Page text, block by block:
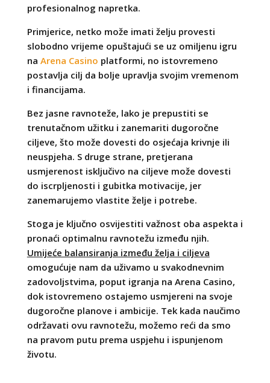
profesionalnog napretka.
Primjerice, netko može imati želju provesti
slobodno vrijeme opuštajući se uz omiljenu igru
na Arena Casino platformi, no istovremeno
postavlja cilj da bolje upravlja svojim vremenom
i financijama.
Bez jasne ravnoteže, lako je prepustiti se
trenutačnom užitku i zanemariti dugoročne
ciljeve, što može dovesti do osjećaja krivnje ili
neuspjeha. S druge strane, pretjerana
usmjerenost isključivo na ciljeve može dovesti
do iscrpljenosti i gubitka motivacije, jer
zanemarujemo vlastite želje i potrebe.
Stoga je ključno osvijestiti važnost oba aspekta i
pronaći optimalnu ravnotežu između njih.
Umijeće balansiranja između želja i ciljeva
omogućuje nam da uživamo u svakodnevnim
zadovoljstvima, poput igranja na Arena Casino,
dok istovremeno ostajemo usmjereni na svoje
dugoročne planove i ambicije. Tek kada naučimo
održavati ovu ravnotežu, možemo reći da smo
na pravom putu prema uspjehu i ispunjenom
životu.